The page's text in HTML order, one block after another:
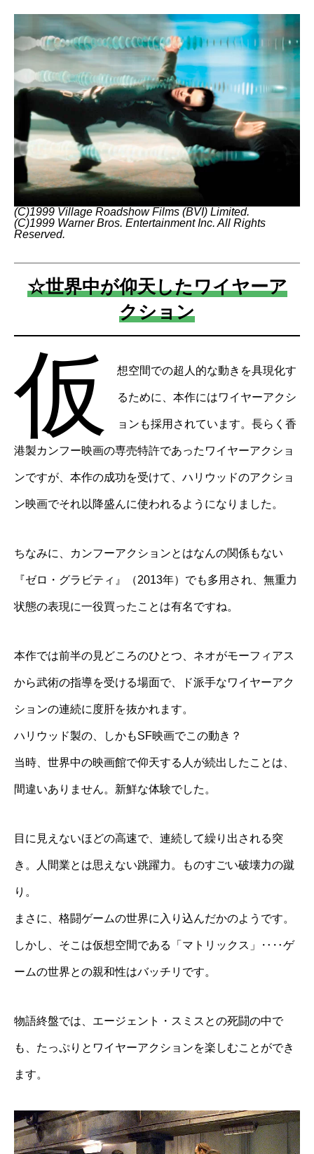
(C)1999 Village Roadshow Films (BVI) Limited.
(C)1999 Warner Bros. Entertainment Inc. All Rights
Reserved.
☆世界中が仰天したワイヤーア
クション
仮 想空間での超人的な動きを具現化す
るために、本作にはワイヤーアクシ
ョンも採用されています。長らく香
港製カンフー映画の専売特許であったワイヤーアクショ
ンですが、本作の成功を受けて、ハリウッドのアクショ
ン映画でそれ以降盛んに使われるようになりました。
ちなみに、カンフーアクションとはなんの関係もない
『ゼロ・グラビティ』（2013年）でも多用され、無重力
状態の表現に一役買ったことは有名ですね。
本作では前半の見どころのひとつ、ネオがモーフィアス
から武術の指導を受ける場面で、ド派手なワイヤーアク
ションの連続に度肝を抜かれます。
ハリウッド製の、しかもSF映画でこの動き？
当時、世界中の映画館で仰天する人が続出したことは、
間違いありません。新鮮な体験でした。
目に見えないほどの高速で、連続して繰り出される突
き。人間業とは思えない跳躍力。ものすごい破壊力の蹴
り。
まさに、格闘ゲームの世界に入り込んだかのようです。
しかし、そこは仮想空間である「マトリックス」‥‥ゲ
ームの世界との親和性はバッチリです。
物語終盤では、エージェント・スミスとの死闘の中で
も、たっぷりとワイヤーアクションを楽しむことができ
ます。